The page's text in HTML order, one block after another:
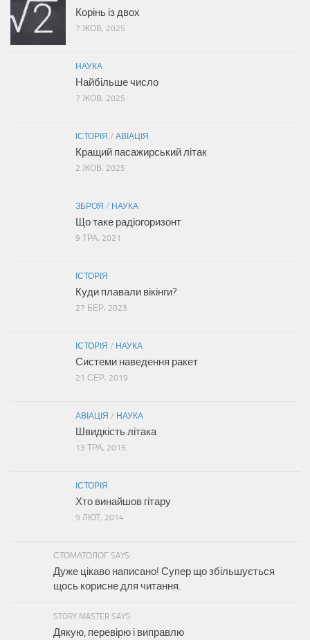
Корінь із двох
7 ЖОВ, 2025
НАУКА
Найбільше число
7 ЖОВ, 2025
ІСТОРІЯ / АВІАЦІЯ
Кращий пасажирський літак
2 ЖОВ, 2025
ЗБРОЯ / НАУКА
Що таке радіогоризонт
9 ТРА, 2021
ІСТОРІЯ
Куди плавали вікінги?
27 БЕР, 2023
ІСТОРІЯ / НАУКА
Системи наведення ракет
21 СЕР, 2019
АВІАЦІЯ / НАУКА
Швидкість літака
13 ТРА, 2015
ІСТОРІЯ
Хто винайшов гітару
9 ЛЮТ, 2014
СТОМАТОЛОГ SAYS:
Дуже цікаво написано! Супер що збільшується
щось корисне для читання.
STORY MASTER SAYS:
Дякую, перевірю і виправлю